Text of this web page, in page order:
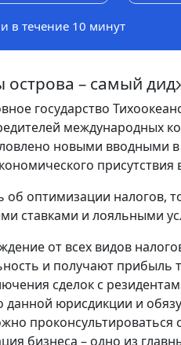
в течение 10 минут
– самый
государство
международных
новыми вводными
присутствия
об оптимизации налогов,
ставками и лояльными
от всех видов
и получают прибыль
сделок с
данной юрисдикции и
проконсультироваться
бизнеса – одно из